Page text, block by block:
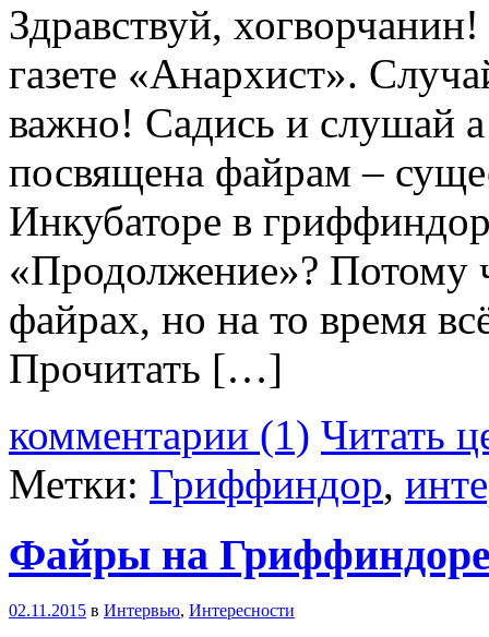
Здравствуй,
газете «Анархист».
важно! Садись и слушай а
посвящена файрам –
Инкубаторе в
«Продолжение»? Потому
файрах, но на то время
Прочитать […]
комментарии (1) Читать
Метки: Гриффиндор,
Файры на
02.11.2015 в Интервью, Интересности